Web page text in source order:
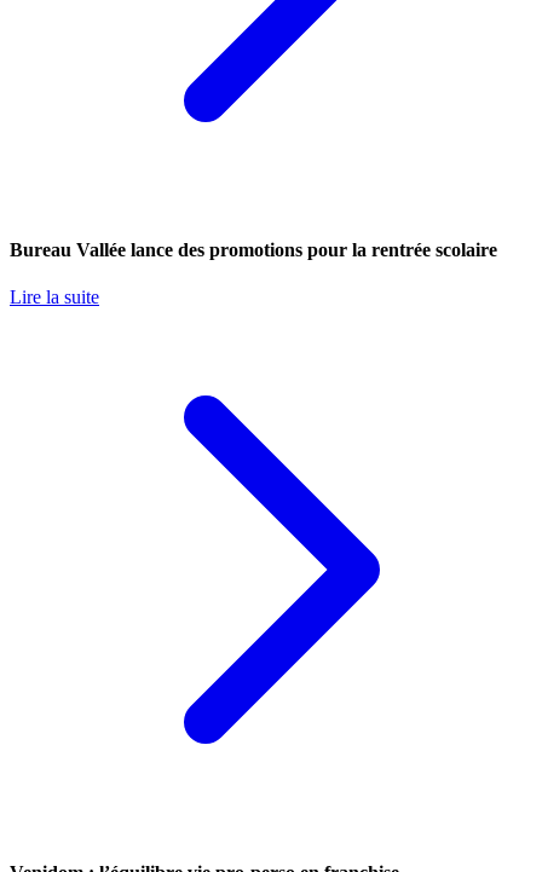
Bureau Vallée lance des promotions pour la rentrée scolaire
Lire la suite